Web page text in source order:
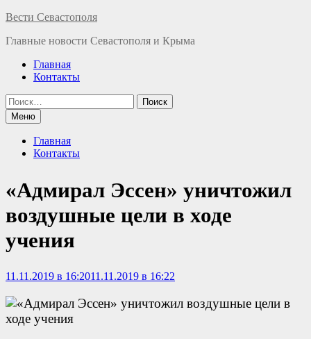
Перейти
содержимому
Вести Севастополя
Главные новости Севастополя и Крыма
Главная
Контакты
Найти:
Меню
Главная
Контакты
«Адмирал Эссен» уничтожил
воздушные цели в ходе
учения
11.11.2019 в 16:2011.11.2019 в 16:22